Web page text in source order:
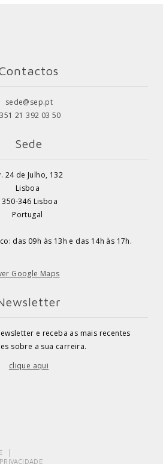
sede@sep.pt
21 392 03 50
Sede
24 de Julho, 132
Lisboa
346 Lisboa
Portugal
das 09h às 13h e das 14h às 17h.
Google Maps
e receba as mais recentes
sobre a sua carreira.
clique aqui